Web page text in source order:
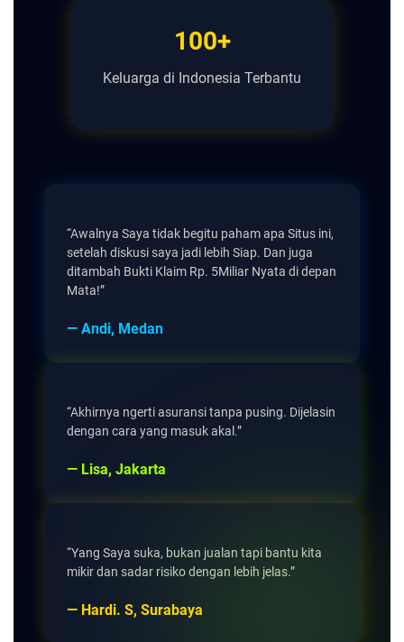
100+
Keluarga di Indonesia Terbantu
“Awalnya Saya tidak begitu paham apa Situs ini,
setelah diskusi saya jadi lebih Siap. Dan juga
ditambah Bukti Klaim Rp. 5Miliar Nyata di depan
Mata!”
— Andi, Medan
“Akhirnya ngerti asuransi tanpa pusing. Dijelasin
dengan cara yang masuk akal.”
— Lisa, Jakarta
“Yang Saya suka, bukan jualan tapi bantu kita
mikir dan sadar risiko dengan lebih jelas.”
— Hardi. S, Surabaya